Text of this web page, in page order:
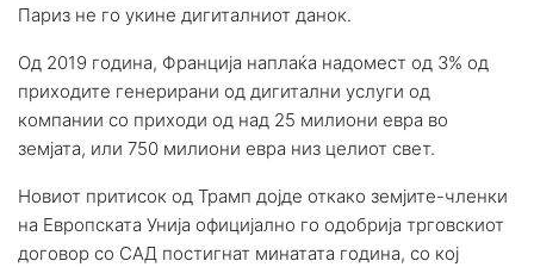
Париз не го укине дигиталниот данок.
Од 2019 година, Франција наплаќа надомест од 3% од
приходите генерирани од дигитални услуги од
компании со приходи од над 25 милиони евра во
земјата, или 750 милиони евра низ целиот свет.
Новиот притисок од Трамп дојде откако земјите-членки
на Европската Унија официјално го одобрија трговскиот
договор со САД постигнат минатата година, со кој